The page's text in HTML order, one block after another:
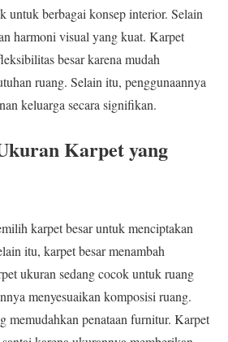
untuk berbagai konsep interior. Selain
harmoni visual yang kuat. Karpet
besar karena mudah
ruang. Selain itu, penggunaannya
keluarga secara signifikan.
Karpet yang
karpet besar untuk menciptakan
itu, karpet besar menambah
ukuran sedang cocok untuk ruang
menyesuaikan komposisi ruang.
memudahkan penataan furnitur. Karpet